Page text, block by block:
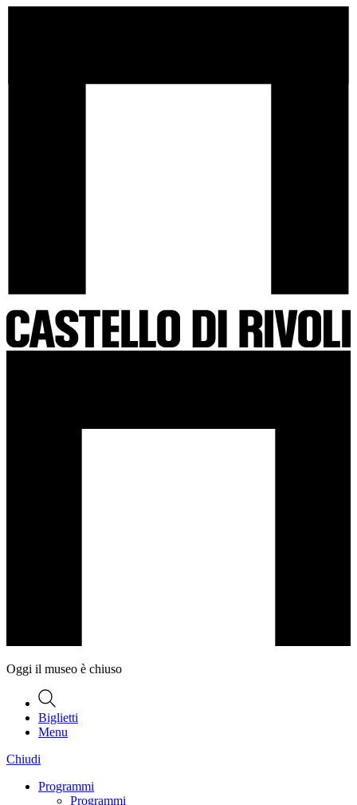
all'homepage
Oggi il museo è chiuso
Biglietti
Menu
Chiudi
Programmi
Programmi